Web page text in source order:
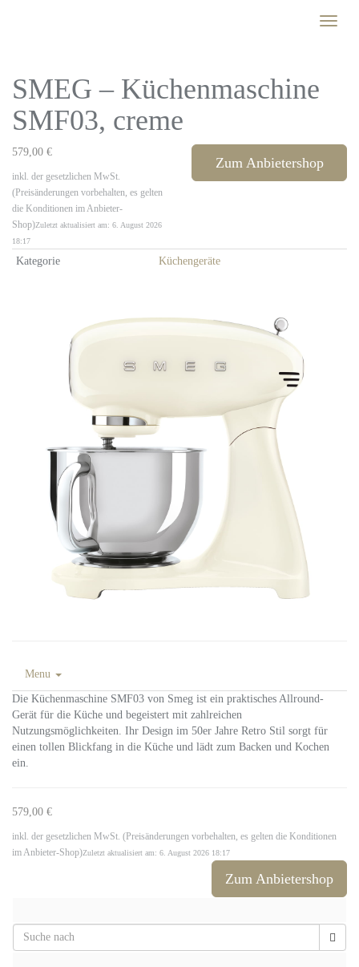
Toggle
SMEG – Küchenmaschine
SMF03, creme
579,00 €
inkl. der gesetzlichen MwSt.
(Preisänderungen vorbehalten, es gelten
die Konditionen im Anbieter-
Shop)Zuletzt aktualisiert am: 6. August 2026
18:17
Zum Anbietershop
Kategorie Küchengeräte
Menu
Die Küchenmaschine SMF03 von Smeg ist ein praktisches Allround-
Gerät für die Küche und begeistert mit zahlreichen
Nutzungsmöglichkeiten. Ihr Design im 50er Jahre Retro Stil sorgt für
einen tollen Blickfang in die Küche und lädt zum Backen und Kochen
ein.
579,00 €
inkl. der gesetzlichen MwSt. (Preisänderungen vorbehalten, es gelten die Konditionen
im Anbieter-Shop)Zuletzt aktualisiert am: 6. August 2026 18:17
Zum Anbietershop